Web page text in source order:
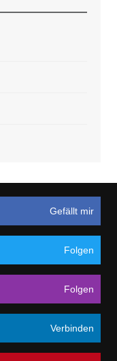
Gefällt mir
Folgen
Folgen
Verbinden